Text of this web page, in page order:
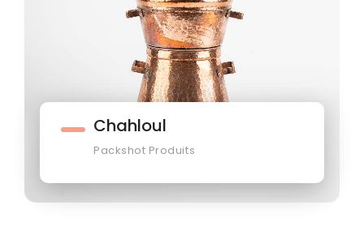
Chahloul
Packshot Produits